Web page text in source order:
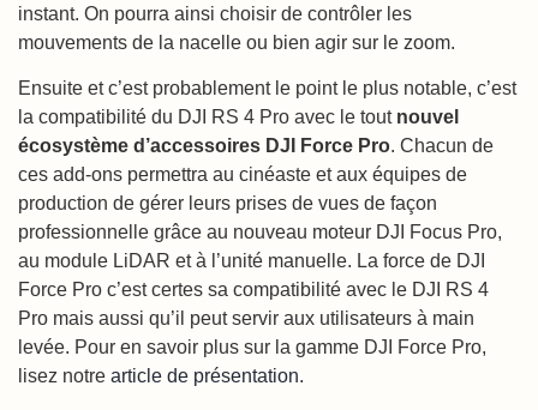
instant. On pourra ainsi choisir de contrôler les
mouvements de la nacelle ou bien agir sur le zoom.
Ensuite et c’est probablement le point le plus notable, c’est
la compatibilité du DJI RS 4 Pro avec le tout nouvel
écosystème d’accessoires DJI Force Pro. Chacun de
ces add-ons permettra au cinéaste et aux équipes de
production de gérer leurs prises de vues de façon
professionnelle grâce au nouveau moteur DJI Focus Pro,
au module LiDAR et à l’unité manuelle. La force de DJI
Force Pro c’est certes sa compatibilité avec le DJI RS 4
Pro mais aussi qu’il peut servir aux utilisateurs à main
levée. Pour en savoir plus sur la gamme DJI Force Pro,
lisez notre article de présentation.